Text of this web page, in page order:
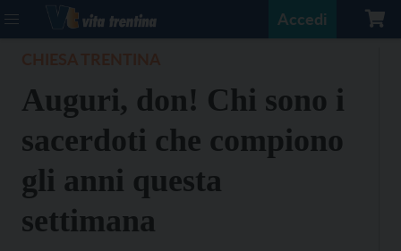
Accedi
Auguri, don! Chi sono i
sacerdoti che compiono
gli anni questa
settimana